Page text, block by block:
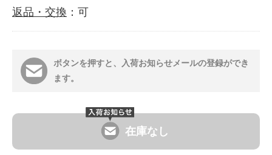
返品・交換 ：可
ボタンを押すと、入荷お知らせメールの登録ができ
ます。
在庫なし